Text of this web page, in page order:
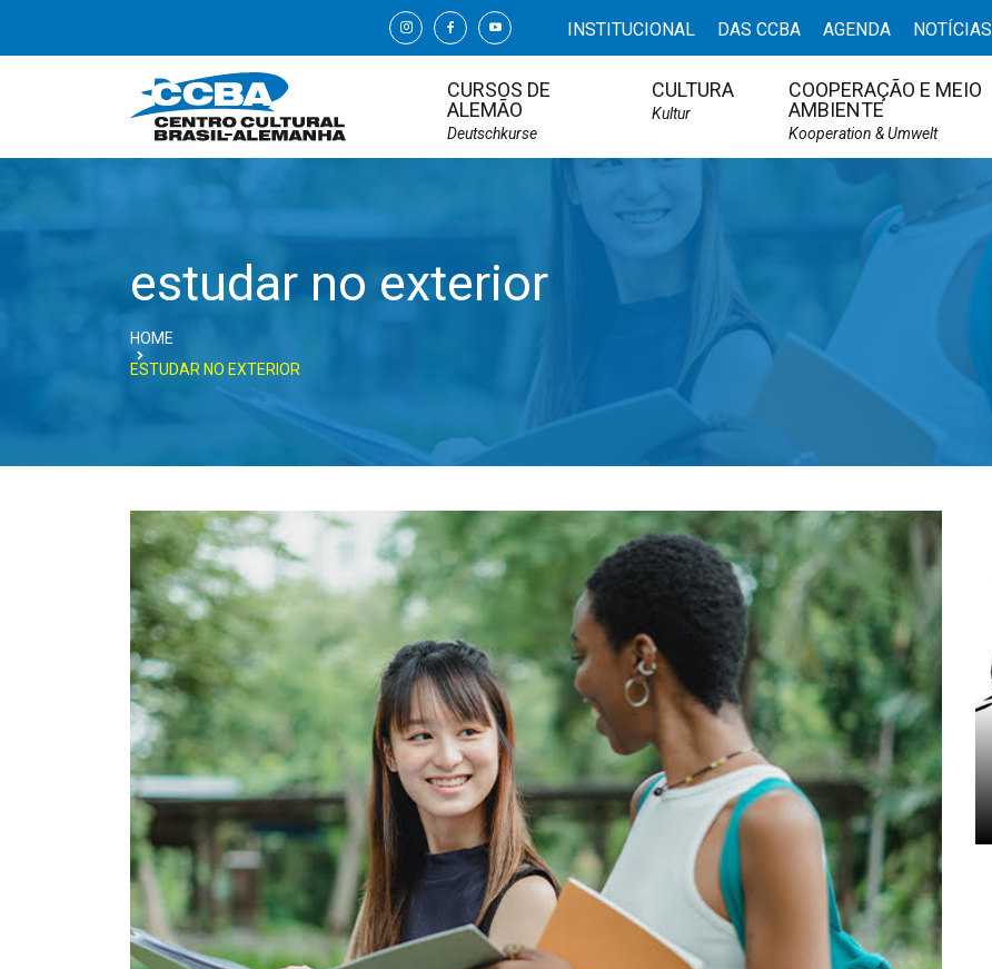
INSTITUCIONAL DAS CCBA AGENDA NOTÍCIAS
CURSOS DE
ALEMÃO
Deutschkurse
CULTURA
Kultur
COOPERAÇÃO E MEIO
AMBIENTE
Kooperation & Umwelt
estudar no exterior
HOME
ESTUDAR NO EXTERIOR